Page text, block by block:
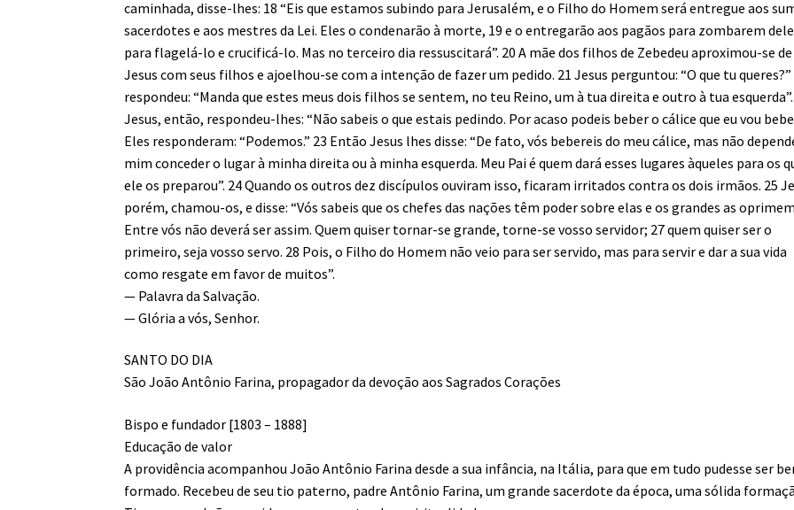
caminhada, disse-lhes: 18 “Eis que estamos subindo para Jerusalém, e o Filho do Homem será entregue aos
sacerdotes e aos mestres da Lei. Eles o condenarão à morte, 19 e o entregarão aos pagãos para zombarem
para flagelá-lo e crucificá-lo. Mas no terceiro dia ressuscitará”. 20 A mãe dos filhos de Zebedeu aproximou-se de
Jesus com seus filhos e ajoelhou-se com a intenção de fazer um pedido. 21 Jesus perguntou: “O que tu queres?”
respondeu: “Manda que estes meus dois filhos se sentem, no teu Reino, um à tua direita e outro à tua
Jesus, então, respondeu-lhes: “Não sabeis o que estais pedindo. Por acaso podeis beber o cálice que eu vou
Eles responderam: “Podemos.” 23 Então Jesus lhes disse: “De fato, vós bebereis do meu cálice, mas não
mim conceder o lugar à minha direita ou à minha esquerda. Meu Pai é quem dará esses lugares àqueles para os
ele os preparou”. 24 Quando os outros dez discípulos ouviram isso, ficaram irritados contra os dois irmãos. 25
porém, chamou-os, e disse: “Vós sabeis que os chefes das nações têm poder sobre elas e os grandes as
Entre vós não deverá ser assim. Quem quiser tornar-se grande, torne-se vosso servidor; 27 quem quiser ser o
primeiro, seja vosso servo. 28 Pois, o Filho do Homem não veio para ser servido, mas para servir e dar a sua vida
como resgate em favor de muitos”.
— Palavra da Salvação.
— Glória a vós, Senhor.
SANTO DO DIA
São João Antônio Farina, propagador da devoção aos Sagrados Corações
Bispo e fundador [1803 – 1888]
Educação de valor
A providência acompanhou João Antônio Farina desde a sua infância, na Itália, para que em tudo pudesse ser
formado. Recebeu de seu tio paterno, padre Antônio Farina, um grande sacerdote da época, uma sólida